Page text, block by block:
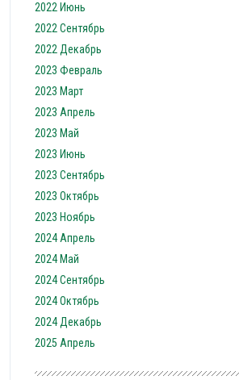
2022 Июнь
2022 Сентябрь
2022 Декабрь
2023 Февраль
2023 Март
2023 Апрель
2023 Май
2023 Июнь
2023 Сентябрь
2023 Октябрь
2023 Ноябрь
2024 Апрель
2024 Май
2024 Сентябрь
2024 Октябрь
2024 Декабрь
2025 Апрель